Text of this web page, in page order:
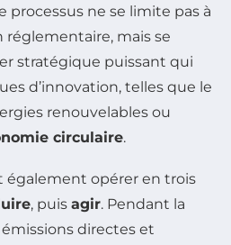
processus ne se limite pas à
mais se
stratégique puissant qui
d’innovation, telles que le
renouvelables ou
circulaire.
également opérer en trois
, puis agir. Pendant la
directes et